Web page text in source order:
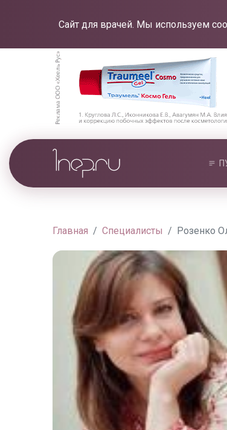
Сайт для врачей. Мы используем
Главная Специалисты Розенко